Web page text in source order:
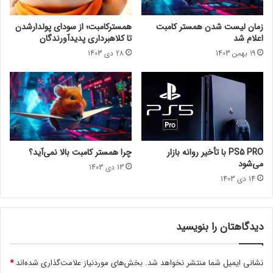
تماشا از یوتیوب lastech پلاس
مجله خبری lastech
ه
ع
ب
و
ر
ک
ن
ب
ش
ا
ا
!
زمان لیست شدن همستر کامبت
اعلام شد
19 بهمن 1403
همسترکامبت؛ از سودای پولدارشدن
تا کلاهبرداری پدیدآورندگان
28 دی 1403
PS5 PRO با تأخیر روانه بازار
می‌شود
14 دی 1403
چرا همستر کامبت بالا نمی‌آید؟
13 دی 1403
دیدگاهتان را بنویسید
نشانی ایمیل شما منتشر نخواهد شد. بخش‌های موردنیاز علامت‌گذاری شده‌اند*